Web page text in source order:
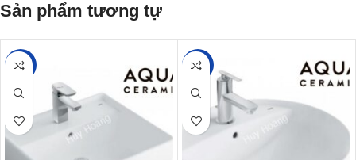
Sản phẩm tương tự
-25% -26%